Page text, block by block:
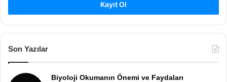
Kayıt Ol
Son Yazılar
Biyoloji Okumanın Önemi ve Faydaları